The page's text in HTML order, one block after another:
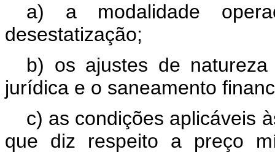
a) a modalidade
desestatização;
b) os ajustes de natureza
jurídica e o saneamento
c) as condições aplicáveis
que diz respeito a preço